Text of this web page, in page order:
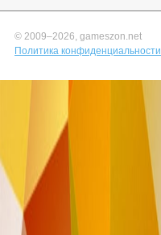
© 2009–2026, gameszon.net
Политика конфиденциальности